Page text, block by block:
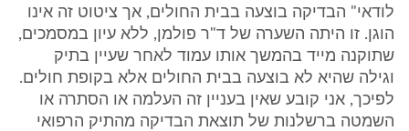
לודאי" הבדיקה בוצעה בבית החולים, אך ציטוט זה אינו
הוגן. זו היתה השערה של ד"ר פולמן, ללא עיון במסמכים,
שתוקנה מייד בהמשך אותו עמוד לאחר שעיין בתיק
וגילה שהיא לא בוצעה בבית החולים אלא בקופת חולים.
לפיכך, אני קובע שאין בעניין זה העלמה או הסתרה או
השמטה ברשלנות של תוצאת הבדיקה מהתיק הרפואי